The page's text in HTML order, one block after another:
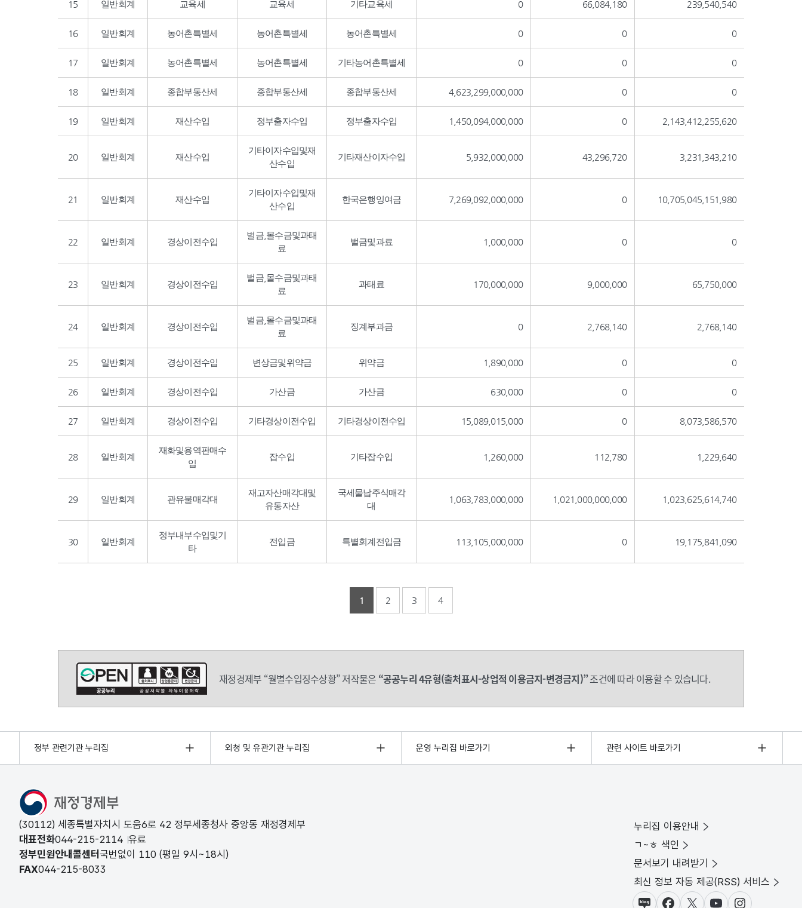
15 일반회계 교육세 교육세 기타교육세 0 66,084,180 239,540,540
16 일반회계 농어촌특별세 농어촌특별세 농어촌특별세 0 0 0
17 일반회계 농어촌특별세 농어촌특별세 기타농어촌특별세 0 0 0
18 일반회계 종합부동산세 종합부동산세 종합부동산세 4,623,299,000,000 0 0
19 일반회계 재산수입 정부출자수입 정부출자수입 1,450,094,000,000 0 2,143,412,255,620
20 일반회계 재산수입
기타이자수입및재
산수입
기타재산이자수입 5,932,000,000 43,296,720 3,231,343,210
21 일반회계 재산수입
기타이자수입및재
산수입
한국은행잉여금 7,269,092,000,000 0 10,705,045,151,980
22 일반회계 경상이전수입
벌금,몰수금및과태
료
벌금및과료 1,000,000 0 0
23 일반회계 경상이전수입
벌금,몰수금및과태
료
과태료 170,000,000 9,000,000 65,750,000
24 일반회계 경상이전수입
벌금,몰수금및과태
료
징계부과금 0 2,768,140 2,768,140
25 일반회계 경상이전수입 변상금및위약금 위약금 1,890,000 0 0
26 일반회계 경상이전수입 가산금 가산금 630,000 0 0
27 일반회계 경상이전수입 기타경상이전수입 기타경상이전수입 15,089,015,000 0 8,073,586,570
28 일반회계
재화및용역판매수
입
잡수입 기타잡수입 1,260,000 112,780 1,229,640
29 일반회계 관유물매각대
재고자산매각대및
유동자산
국세물납주식매각
대
1,063,783,000,000 1,021,000,000,000 1,023,625,614,740
30 일반회계
정부내부수입및기
타
전입금 특별회계전입금 113,105,000,000 0 19,175,841,090
1 2 3 4
재정경제부 “월별수입징수상황” 저작물은 “공공누리 4유형(출처표시-상업적 이용금지-변경금지)”조건에 따라 이용할 수 있습니다.
정부 관련기관 누리집 외청 및 유관기관 누리집 운영 누리집 바로가기 관련 사이트 바로가기
(30112) 세종특별자치시 도움6로 42 정부세종청사 중앙동 재정경제부
대표전화044-215-2114 유료
정부민원안내콜센터 국번없이 110 (평일 9시~18시)
FAX044-215-8033
누리집 이용안내
ㄱ~ㅎ 색인
문서보기 내려받기
최신 정보 자동 제공(RSS) 서비스
블로그페이스북X(트위터)
유튜브인스타그램